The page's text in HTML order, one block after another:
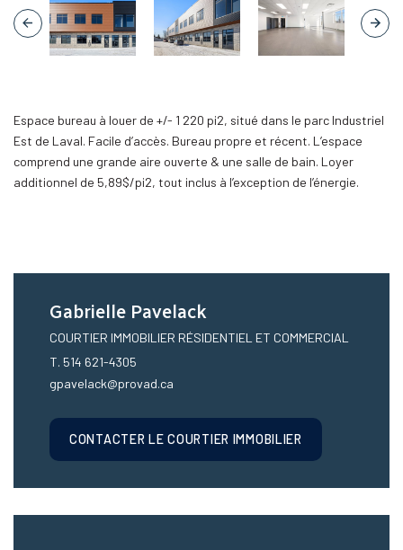
Espace bureau à louer de +/- 1 220 pi2, situé dans le parc Industriel
Est de Laval. Facile d’accès. Bureau propre et récent. L’espace
comprend une grande aire ouverte & une salle de bain. Loyer
additionnel de 5,89$/pi2, tout inclus à l’exception de l’énergie.
Gabrielle Pavelack
COURTIER IMMOBILIER RÉSIDENTIEL ET COMMERCIAL
T. 514 621-4305
gpavelack@provad.ca
CONTACTER LE COURTIER IMMOBILIER